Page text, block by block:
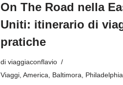
On The Road nella
Uniti: itinerario di
pratiche
di viaggiaconflavio
Viaggi, America, Baltimora, Philadelphia